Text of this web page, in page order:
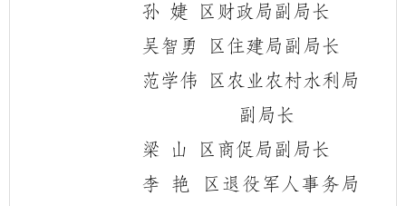
孙 婕
区财政局副局长
吴智勇
区住建局副局长
范学伟
区农业农村水利局
副局长
梁
山
区商促局副局长
李
艳
区退役军人事务局